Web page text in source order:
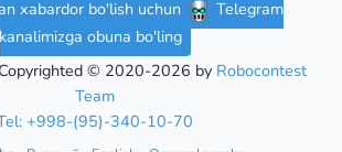
xabardor bo'lish uchun
Telegram
kanalimizga obuna bo'ling
© 2020-2026 by Robocontest
Team
+998-(95)-340-10-70